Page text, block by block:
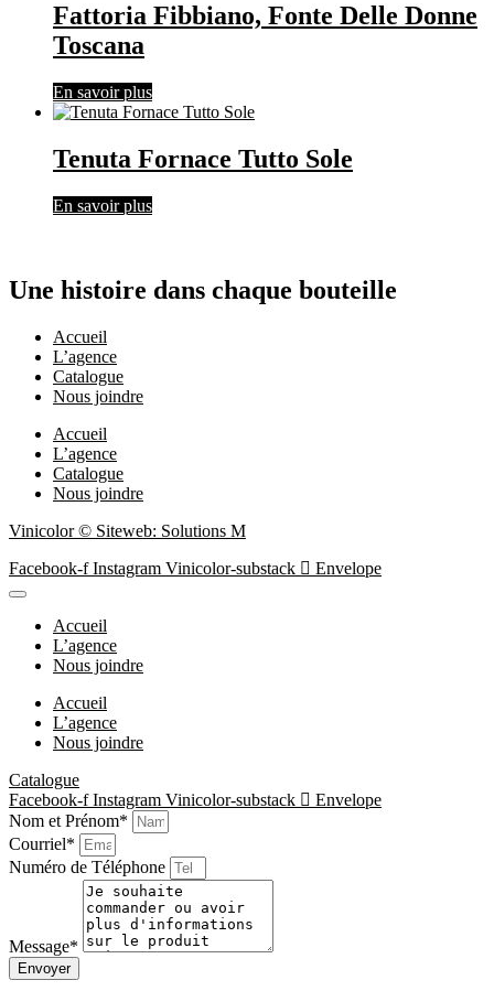
Fattoria Fibbiano, Fonte Delle Donne
Toscana
En savoir plus
Tenuta Fornace Tutto Sole
En savoir plus
Une histoire dans chaque bouteille
Accueil
L’agence
Catalogue
Nous joindre
Accueil
L’agence
Catalogue
Nous joindre
Vinicolor © Siteweb: Solutions M
Facebook-f Instagram Vinicolor-substack Envelope
Accueil
L’agence
Nous joindre
Accueil
L’agence
Nous joindre
Catalogue
Facebook-f Instagram Vinicolor-substack
Envelope
Nom et Prénom*
Courriel*
Numéro de Téléphone
Message*
Envoyer